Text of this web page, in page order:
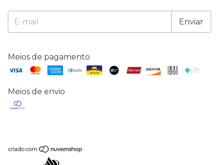
Meios de pagamento
Meios de envio